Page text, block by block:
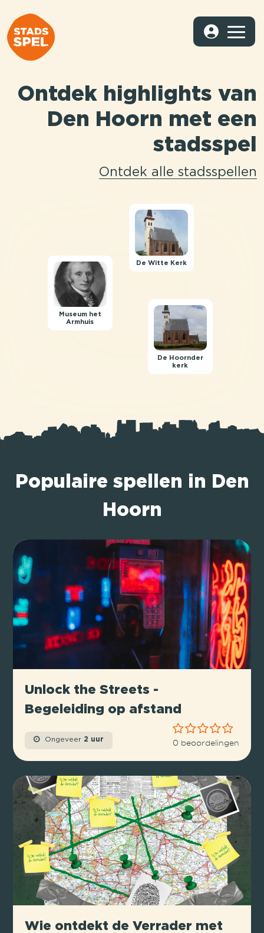
Ontdek highlights van
Den Hoorn met een
stadsspel
Ontdek alle stadsspellen
De Witte Kerk
Museum het
Armhuis
De Hoornder
kerk
Populaire spellen in Den
Hoorn
Unlock the Streets -
Begeleiding op afstand
Ongeveer 2 uur 0 beoordelingen
Wie ontdekt de Verrader met